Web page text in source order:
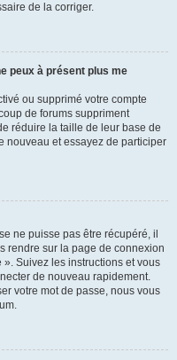
de la corriger.
peux à présent plus me
ou supprimé votre compte
de forums suppriment
réduire la taille de leur base de
nouveau et essayez de participer
ne puisse pas être récupéré, il
rendre sur la page de connexion
». Suivez les instructions et vous
de nouveau rapidement.
votre mot de passe, nous vous